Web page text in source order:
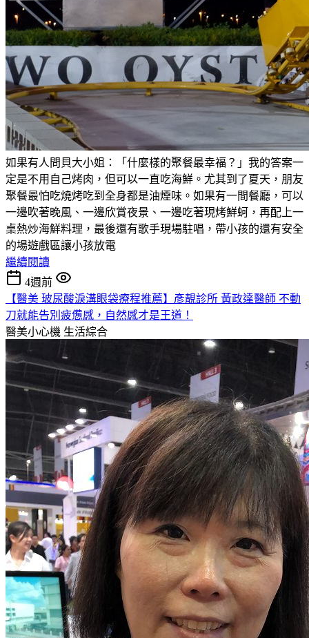
如果有人問貝大小姐：「什麼樣的聚餐最幸福？」我的答案一
定是不用自己烤肉，但可以一直吃海鮮。尤其到了夏天，朋友
聚餐最怕吃燒烤吃到全身都是油煙味。如果有一間餐廳，可以
一邊吹著晚風、一邊欣賞夜景、一邊吃著現烤鮮蚵，再配上一
桌熱炒海鮮料理，最後還有歌手現場駐唱，帶小孩的還有安全
的場遊戲區讓小孩放電
繼續閱讀
4週前
【醫美 玻尿酸淚溝眼袋療程推薦】彥靚診所 黃政達醫師 不動
刀就能告別疲憊感，自然感才是王道！
醫美小心機 生活綜合